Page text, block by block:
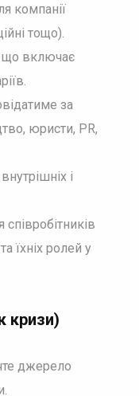
компанії
тощо).
що включає
за
юристи, PR,
і
їхніх ролей у
кризи)
джерело